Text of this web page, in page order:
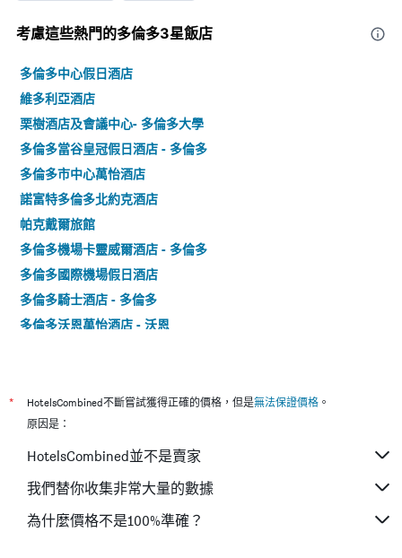
考慮這些熱門的多倫多3星​飯店
多倫多中心假日酒店
維多利亞酒店
栗樹酒店及會議中心- 多倫多大學
多倫多當谷皇冠假日酒店 - 多倫多
多倫多市中心萬怡酒店
諾富特多倫多北約克酒店
帕克戴爾旅館
多倫多機場卡靈威爾酒店 - 多倫多
多倫多國際機場假日酒店
多倫多騎士酒店 - 多倫多
多倫多沃恩萬怡酒店 - 沃恩
多倫多機場東假日酒店
希爾頓漢普頓旅館多倫多機場企業中心酒店
多倫多北約克貝斯特韋斯特酒店及套房
多倫多機場企業中心希爾頓惠庭套房酒店
阿斯托里亞活動場地酒店 - 多倫多
* HotelsCombined不斷嘗試獲得正確的價格，但是無法保證價格 。
原因是：
HotelsCombined並不是賣家
我們替你收集非常大量的數據
為什麼價格不是100%準確？